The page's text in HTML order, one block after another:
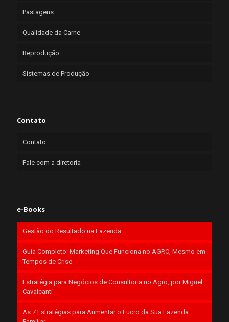
Pastagens
Qualidade da Carne
Reprodução
Sistemas de Produção
Contato
Contato
Fale com a diretoria
e-Books
Gestão do Resultado na Fazenda
Guia Completo: Marketing Que Funciona no AGRO, Mesmo em
Tempos de Crise
Estratégia para Negócios de Consultoria no Agro, por Miguel
Cavalcanti
As 7 Estratégias para Aumentar o Lucro da Sua Fazenda